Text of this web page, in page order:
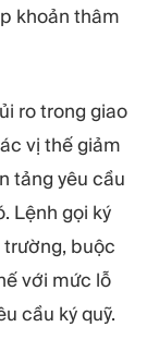
khoản thâm
ro trong giao
vị thế giảm
tảng yêu cầu
Lệnh gọi ký
buộc
với mức lỗ
cầu ký quỹ.